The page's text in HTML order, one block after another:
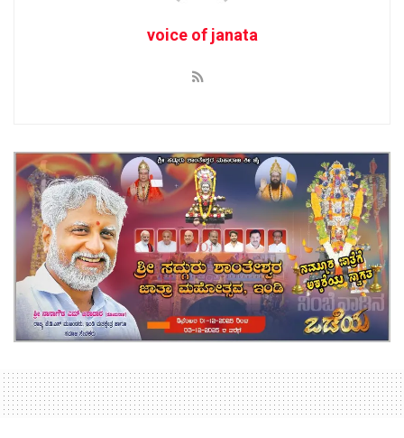
voice of janata